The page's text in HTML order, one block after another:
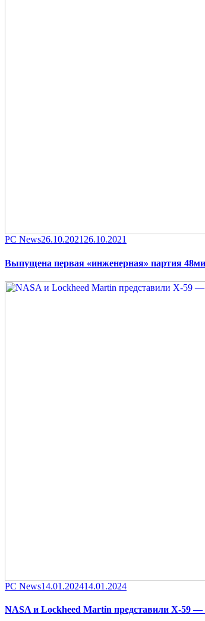
Category
PC NewsPosted
26.10.2021 26.10.2021
Выпущена первая «инженерная» партия
Category
PC NewsPosted
14.01.202414.01.2024
NASA и Lockheed Martin представили X-59 —